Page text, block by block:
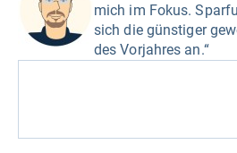
mich im Fokus.
sich die günstiger
des Vorjahres an.“